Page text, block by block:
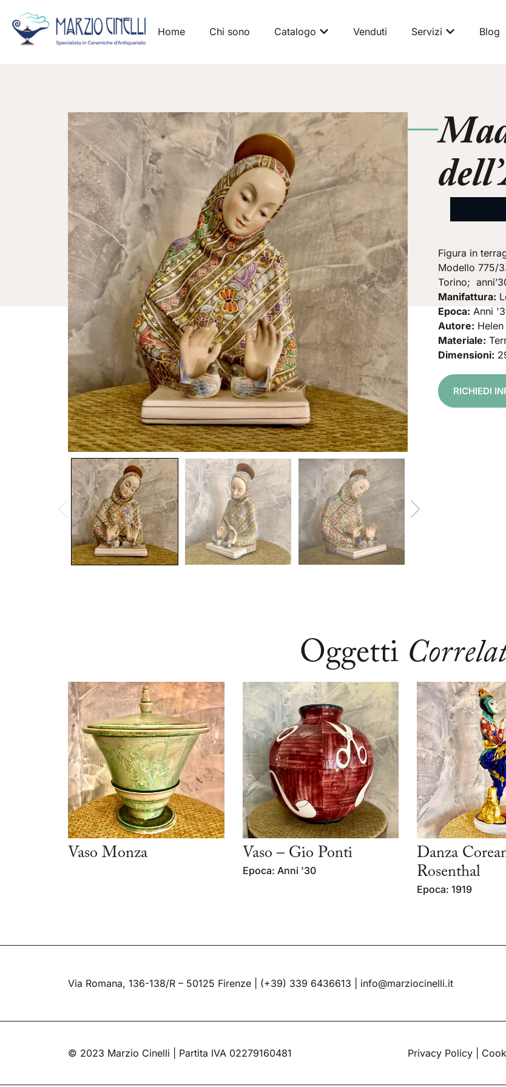
Home Chi sono Catalogo Venduti Servizi Blog
Figura in
Modello 775/
Torino;
Manifattura:
Epoca: Anni
Autore:
Materiale:
Dimensioni:
RICHIEDI
Oggetti
Vaso Monza Vaso – Gio Ponti
Epoca: Anni '30
Danza
Rosenthal
Epoca: 1919
Via Romana, 136-138/R – 50125 Firenze | (+39) 339 6436613 info@marziocinelli.it
© 2023 Marzio Cinelli | Partita IVA 02279160481 Privacy Policy